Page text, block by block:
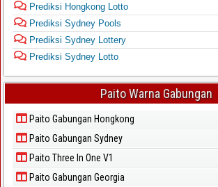
Prediksi Hongkong Lotto
Prediksi Sydney Pools
Prediksi Sydney Lottery
Prediksi Sydney Lotto
Paito Warna Gabungan
Paito Gabungan Hongkong
Paito Gabungan Sydney
Paito Three In One V1
Paito Gabungan Georgia